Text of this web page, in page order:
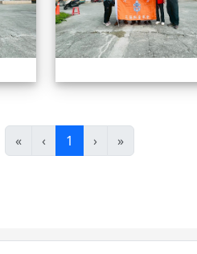
« ‹ 1 (目前頁次)
› »